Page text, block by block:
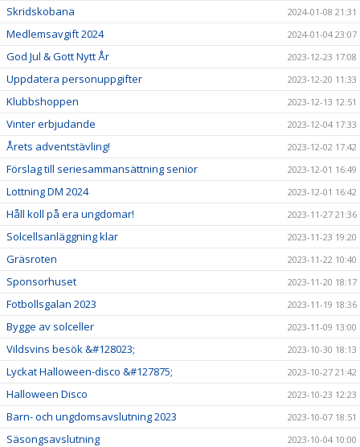
Skridskobana 2024-01-08 21:31
Medlemsavgift 2024 2024-01-04 23:07
God Jul & Gott Nytt År 2023-12-23 17:08
Uppdatera personuppgifter 2023-12-20 11:33
Klubbshoppen 2023-12-13 12:51
Vinter erbjudande 2023-12-04 17:33
Årets adventstävling! 2023-12-02 17:42
Förslag till seriesammansättning senior 2023-12-01 16:49
Lottning DM 2024 2023-12-01 16:42
Håll koll på era ungdomar! 2023-11-27 21:36
Solcellsanläggning klar 2023-11-23 19:20
Gräsroten 2023-11-22 10:40
Sponsorhuset 2023-11-20 18:17
Fotbollsgalan 2023 2023-11-19 18:36
Bygge av solceller 2023-11-09 13:00
Vildsvins besök &#128023; 2023-10-30 18:13
Lyckat Halloween-disco &#127875; 2023-10-27 21:42
Halloween Disco 2023-10-23 12:23
Barn- och ungdomsavslutning 2023 2023-10-07 18:51
Säsongsavslutning 2023-10-04 10:00